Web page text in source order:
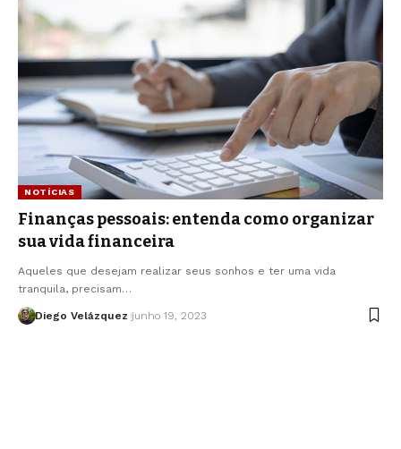
NOTÍCIAS
Finanças pessoais: entenda como organizar
sua vida financeira
Aqueles que desejam realizar seus sonhos e ter uma vida
tranquila, precisam…
Diego Velázquez junho 19, 2023